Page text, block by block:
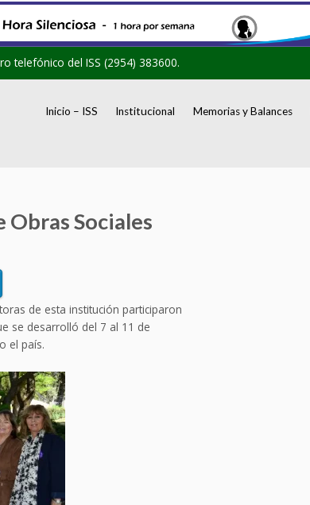
telefónico del ISS (2954) 383600.
Inicio – ISS Institucional Memorias y Balances
Obras Sociales
de esta institución participaron
se desarrolló del 7 al 11 de
el país.